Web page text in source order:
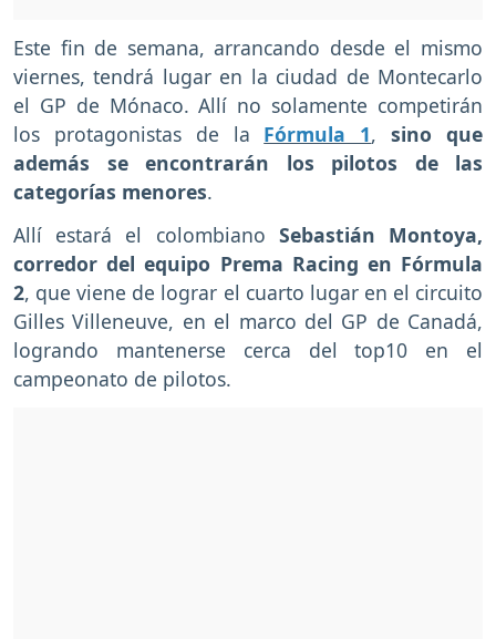
Este fin de semana, arrancando desde el mismo
viernes, tendrá lugar en la ciudad de Montecarlo
el GP de Mónaco. Allí no solamente competirán
los protagonistas de la Fórmula 1,sino que
además se encontrarán los pilotos de las
categorías menores.
Allí estará el colombiano Sebastián Montoya,
corredor del equipo Prema Racing en Fórmula
2, que viene de lograr el cuarto lugar en el circuito
Gilles Villeneuve, en el marco del GP de Canadá,
logrando mantenerse cerca del top10 en el
campeonato de pilotos.